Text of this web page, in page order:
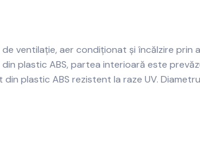
ventilație, aer condiționat și încălzire prin
plastic ABS, partea interioară este
plastic ABS rezistent la raze UV.